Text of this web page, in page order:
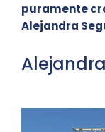
puramente
Alejandra